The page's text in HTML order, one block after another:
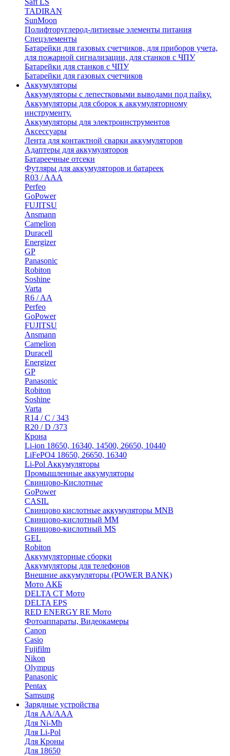
Saft LS
TADIRAN
SunMoon
Полифторуглерод-литиевые элементы питания
Спецэлементы
Батарейки для газовых счетчиков, для приборов учета,
для пожарной сигнализации, для станков с ЧПУ
Батарейки для станков с ЧПУ
Батарейки для газовых счетчиков
Аккумуляторы
Аккумуляторы с лепестковыми выводами под пайку.
Аккумуляторы для сборок к аккумуляторному
инструменту.
Аккумуляторы для электроинструментов
Аксессуары
Лента для контактной сварки аккумуляторов
Адаптеры для аккумуляторов
Батареечные отсеки
Футляры для аккумуляторов и батареек
R03 / AAA
Perfeo
GoPower
FUJITSU
Ansmann
Camelion
Duracell
Energizer
GP
Panasonic
Robiton
Soshine
Varta
R6 / AA
Perfeo
GoPower
FUJITSU
Ansmann
Camelion
Duracell
Energizer
GP
Panasonic
Robiton
Soshine
Varta
R14 / C / 343
R20 / D /373
Крона
Li-ion 18650, 16340, 14500, 26650, 10440
LiFePO4 18650, 26650, 16340
Li-Pol Аккумуляторы
Промышленные аккумуляторы
Свинцово-Кислотные
GoPower
CASIL
Свинцово кислотные аккумуляторы MNB
Cвинцово-кислотный MM
Cвинцово-кислотный MS
GEL
Robiton
Аккумуляторные сборки
Аккумуляторы для телефонов
Внешние аккумуляторы (POWER BANK)
Мото АКБ
DELTA CT Мото
DELTA EPS
RED ENERGY RE Мото
Фотоаппараты, Видеокамеры
Canon
Casio
Fujifilm
Nikon
Olympus
Panasonic
Pentax
Samsung
Зарядные устройства
Для AA/AAA
Для Ni-Mh
Для Li-Pol
Для Кроны
Для 18650